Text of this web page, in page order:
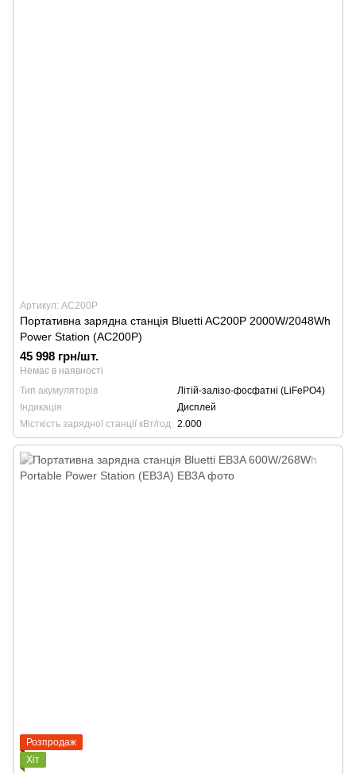
Артикул: AC200P
Портативна зарядна станція Bluetti AC200P 2000W/2048Wh
Power Station (AC200P)
45 998 грн/шт.
Немає в наявності
Тип акумуляторів
Літій-залізо-фосфатні (LiFePO4)
Індикація
Дисплей
Місткість зарядної станції кВт/год 2.000
Розпродаж
Хіт